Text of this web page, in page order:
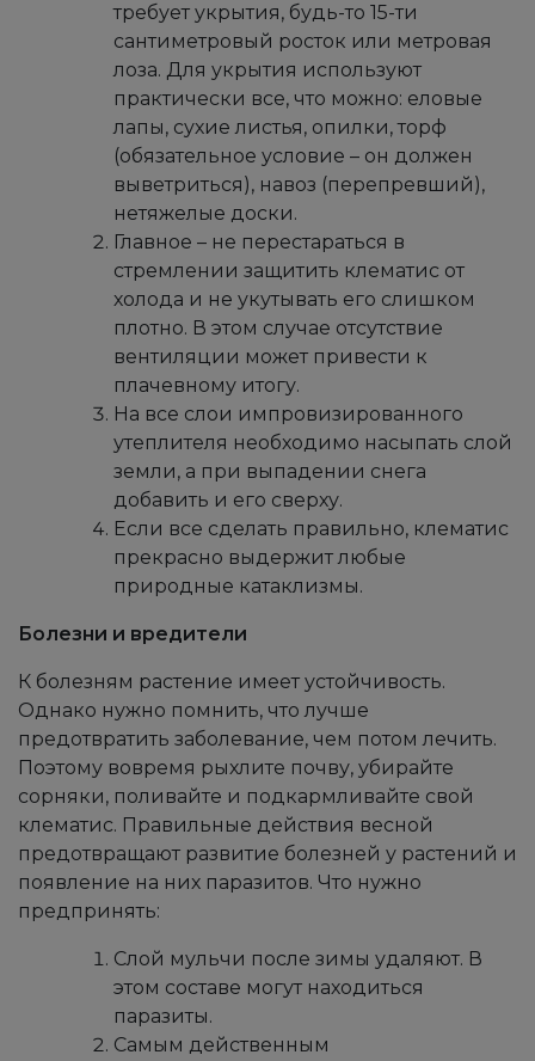
требует укрытия, будь-то 15-ти
сантиметровый росток или метровая
лоза. Для укрытия используют
практически все, что можно: еловые
лапы, сухие листья, опилки, торф
(обязательное условие – он должен
выветриться), навоз (перепревший),
нетяжелые доски.
Главное – не перестараться в
стремлении защитить клематис от
холода и не укутывать его слишком
плотно. В этом случае отсутствие
вентиляции может привести к
плачевному итогу.
На все слои импровизированного
утеплителя необходимо насыпать слой
земли, а при выпадении снега
добавить и его сверху.
Если все сделать правильно, клематис
прекрасно выдержит любые
природные катаклизмы.
Болезни и вредители
К болезням растение имеет устойчивость.
Однако нужно помнить, что лучше
предотвратить заболевание, чем потом лечить.
Поэтому вовремя рыхлите почву, убирайте
сорняки, поливайте и подкармливайте свой
клематис. Правильные действия весной
предотвращают развитие болезней у растений и
появление на них паразитов. Что нужно
предпринять:
Слой мульчи после зимы удаляют. В
этом составе могут находиться
паразиты.
Самым действенным